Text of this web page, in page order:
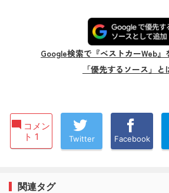
Google検索で『ベストカーWeb』
「優先するソース」と
コメン
ト 1
Twitter Facebook
関連タグ